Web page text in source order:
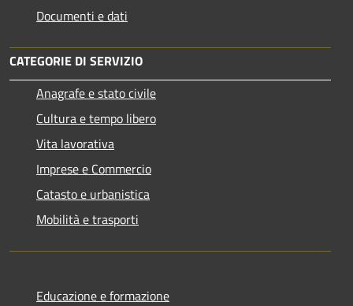
Documenti e dati
CATEGORIE DI SERVIZIO
Anagrafe e stato civile
Cultura e tempo libero
Vita lavorativa
Imprese e Commercio
Catasto e urbanistica
Mobilità e trasporti
Educazione e formazione